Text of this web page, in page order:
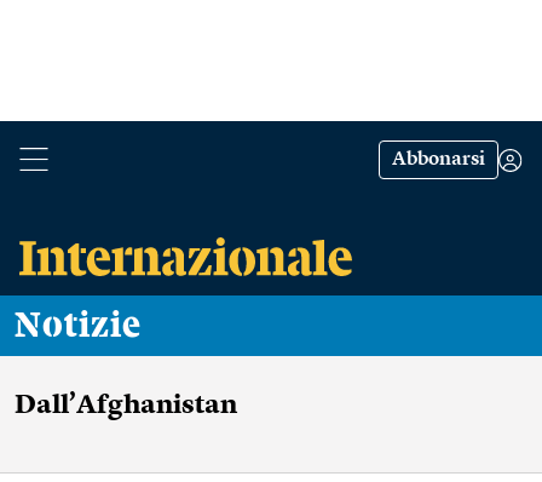
Abbonarsi
Notizie
Dall’Afghanistan